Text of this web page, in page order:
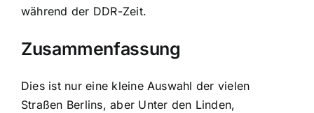
während der DDR-Zeit.
Zusammenfassung
Dies ist nur eine kleine Auswahl der vielen
Straßen Berlins, aber Unter den Linden,